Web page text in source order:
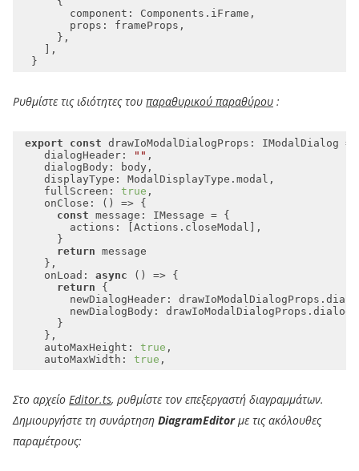
component
props
Ρυθμίστε τις ιδιότητες του παραθυρικού παραθύρου :
export
const
dialogHeader: ""
dialogBody
displayType
fullScreen : true
onClose : () =>
const
actions
return
onLoad : async
return
newDialogHeader:
newDialogBody
autoMaxHeight : true
autoMaxWidth : true
Στο αρχείο Editor.ts, ρυθμίστε τον επεξεργαστή διαγραμμάτων.
Δημιουργήστε τη συνάρτηση DiagramEditorμε τις ακόλουθες
παραμέτρους: